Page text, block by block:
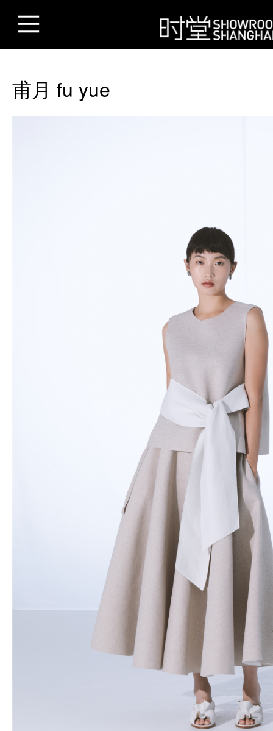
甫月 fu yue